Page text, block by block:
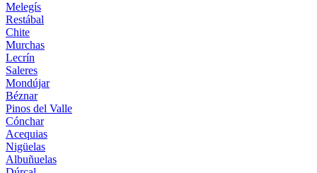
Melegís
Restábal
Chite
Murchas
Lecrín
Saleres
Mondújar
Béznar
Pinos del Valle
Cónchar
Acequias
Nigüelas
Albuñuelas